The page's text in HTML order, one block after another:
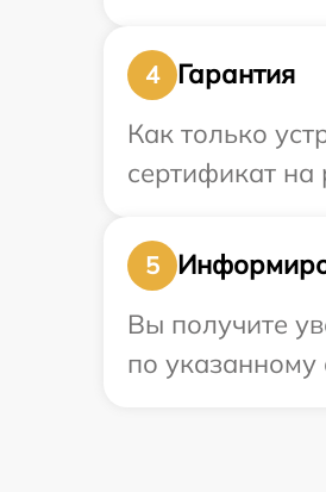
4
Гарантия
Как только
сертификат на
5
Вы получите
по указанному